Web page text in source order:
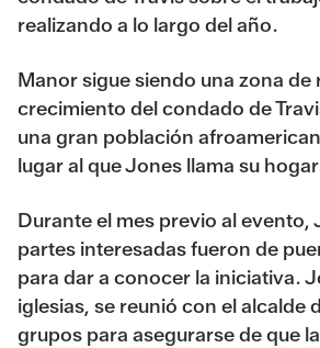
realizando a lo largo del año.
Manor sigue siendo una zona de
crecimiento del condado de
una gran población
lugar al que Jones llama su
Durante el mes previo al evento,
partes interesadas fueron de
para dar a conocer la iniciativa.
iglesias, se reunió con el alcalde
grupos para asegurarse de que